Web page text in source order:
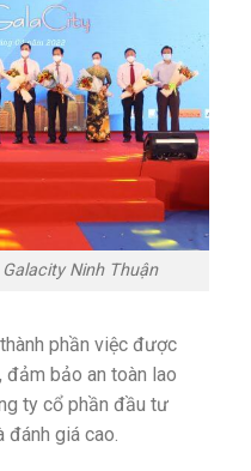
Ninh Thuận
phần việc được
bảo an toàn lao
ty cổ phần đầu tư
đánh giá cao.